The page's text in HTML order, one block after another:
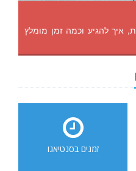
איך להגיע וכמה זמן מומלץ
זמנים בסנטיאגו